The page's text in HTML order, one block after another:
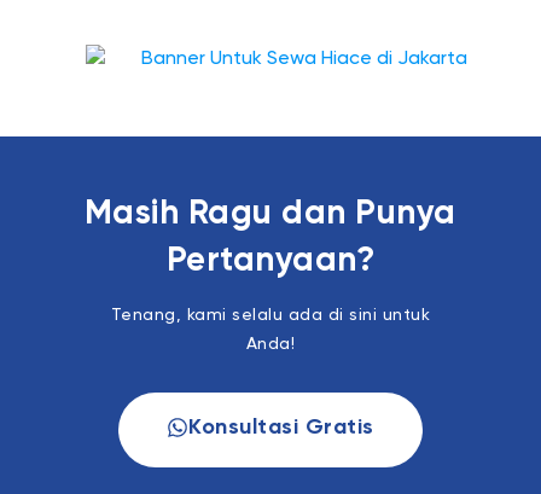
Masih Ragu dan Punya
Pertanyaan?
Tenang, kami selalu ada di sini untuk
Anda!
Konsultasi Gratis